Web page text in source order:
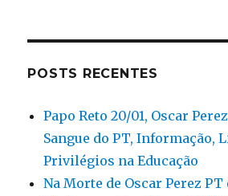
POSTS RECENTES
Papo Reto 20/01, Oscar
Sangue do PT, Informação,
Privilégios na Educação
Na Morte de Oscar Perez PT